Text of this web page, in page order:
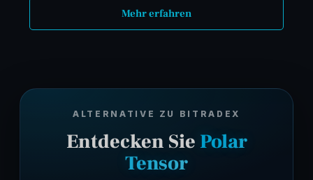
Mehr erfahren
ALTERNATIVE ZU BITRADEX
Entdecken Sie Polar
Tensor